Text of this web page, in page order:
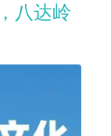
八达岭